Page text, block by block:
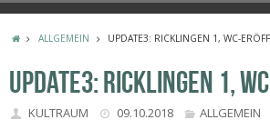
ALLGEMEIN UPDATE3: RICKLINGEN 1, WC-
UPDATE3: RICKLINGEN 1,
KULTRAUM 09.10.2018 ALLGEMEIN